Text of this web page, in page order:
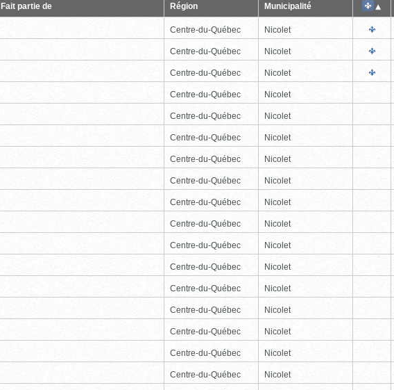
Fait partie de Région Municipalité
Centre-du-Québec Nicolet
Centre-du-Québec Nicolet
Centre-du-Québec Nicolet
Centre-du-Québec Nicolet
Centre-du-Québec Nicolet
Centre-du-Québec Nicolet
Centre-du-Québec Nicolet
Centre-du-Québec Nicolet
Centre-du-Québec Nicolet
Centre-du-Québec Nicolet
Centre-du-Québec Nicolet
Centre-du-Québec Nicolet
Centre-du-Québec Nicolet
Centre-du-Québec Nicolet
Centre-du-Québec Nicolet
Centre-du-Québec Nicolet
Centre-du-Québec Nicolet